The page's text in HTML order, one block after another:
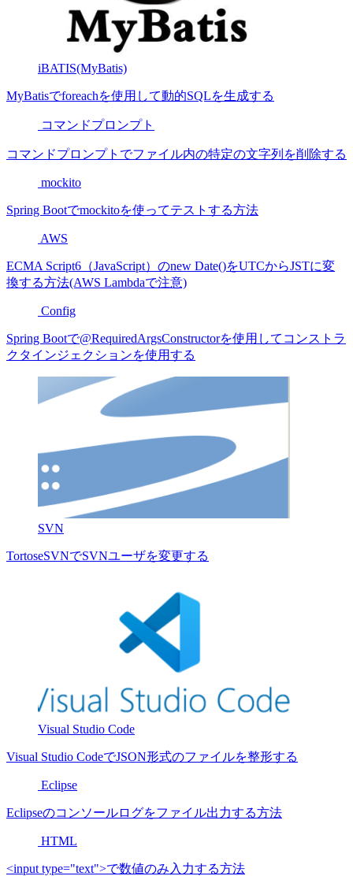
iBATIS(MyBatis)
MyBatisでforeachを使用して動的SQLを生成する
コマンドプロンプト
コマンドプロンプトでファイル内の特定の文字列を削除する
mockito
Spring Bootでmockitoを使ってテストする方法
AWS
ECMA Script6（JavaScript）のnew Date()をUTCからJSTに変
換する方法(AWS Lambdaで注意)
Config
Spring Bootで@RequiredArgsConstructorを使用してコンストラ
クタインジェクションを使用する
SVN
TortoseSVNでSVNユーザを変更する
Visual Studio Code
Visual Studio CodeでJSON形式のファイルを整形する
Eclipse
Eclipseのコンソールログをファイル出力する方法
HTML
<input type="text">で数値のみ入力する方法